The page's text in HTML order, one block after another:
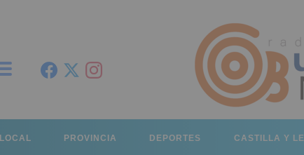
LOCAL PROVINCIA DEPORTES CASTILLA Y